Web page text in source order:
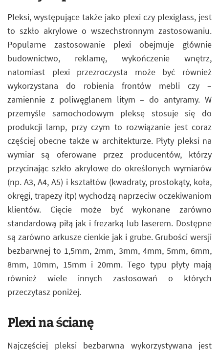
Pleksi, występujące także jako plexi czy plexiglass, jest
to szkło akrylowe o wszechstronnym zastosowaniu.
Popularne zastosowanie plexi obejmuje głównie
budownictwo, reklamę, wykończenie wnętrz,
natomiast plexi przezroczysta może być również
wykorzystana do robienia frontów mebli czy –
zamiennie z poliwęglanem litym – do antyramy. W
przemyśle samochodowym pleksę stosuje się do
produkcji lamp, przy czym to rozwiązanie jest coraz
częściej obecne także w architekturze. Płyty pleksi na
wymiar są oferowane przez producentów, którzy
przycinając szkło akrylowe do określonych wymiarów
(np. A3, A4, A5) i kształtów (kwadraty, prostokąty, koła,
okręgi, trapezy itp) wychodzą naprzeciw oczekiwaniom
klientów. Cięcie może być wykonane zarówno
standardową piłą jak i frezarką lub laserem. Dostępne
są zarówno arkusze cienkie jak i grube. Grubości wersji
bezbarwnej to 1,5mm, 2mm, 3mm, 4mm, 5mm, 6mm,
8mm, 10mm, 15mm i 20mm. Tego typu płyty mają
również wiele innych zastosowań o których
przeczytasz poniżej.
Plexi na ścianę
Najczęściej pleksi bezbarwna wykorzystywana jest